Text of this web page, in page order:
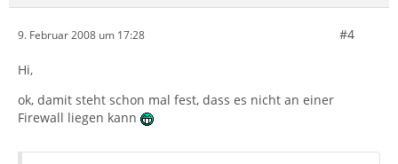
9. Februar 2008 um 17:28 #4
Hi,
ok, damit steht schon mal fest, dass es nicht an einer
Firewall liegen kann